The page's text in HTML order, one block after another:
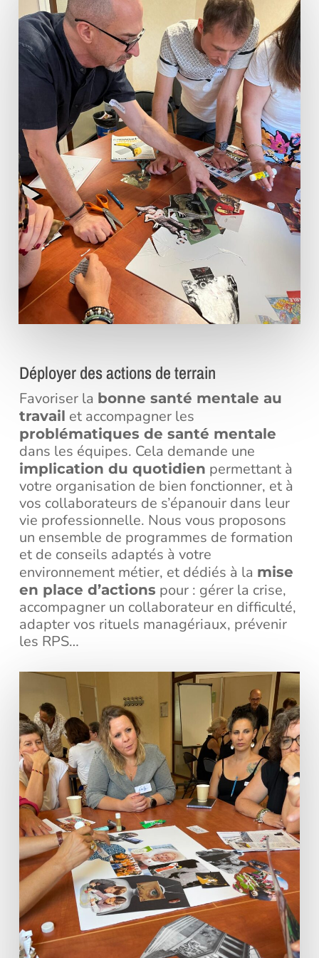
Déployer des actions de terrain
Favoriser la bonne santé mentale au
travail et accompagner les
problématiques de santé mentale
dans les équipes. Cela demande une
implication du quotidien permettant à
votre organisation de bien fonctionner, et à
vos collaborateurs de s’épanouir dans leur
vie professionnelle. Nous vous proposons
un ensemble de programmes de formation
et de conseils adaptés à votre
environnement métier, et dédiés à la mise
en place d’actions pour : gérer la crise,
accompagner un collaborateur en difficulté,
adapter vos rituels managériaux, prévenir
les RPS…